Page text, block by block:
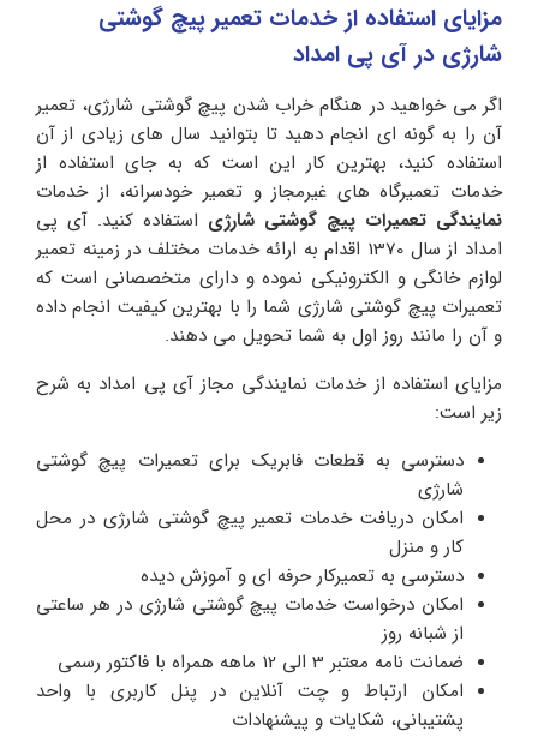
مزایای استفاده از خدمات تعمیر پیچ گوشتی
شارژی در آی پی امداد
اگر می خواهید در هنگام خراب شدن پیچ گوشتی شارژی، تعمیر
آن را به گونه ای انجام دهید تا بتوانید سال های زیادی از آن
استفاده کنید، بهترین کار این است که به جای استفاده از
خدمات تعمیرگاه های غیرمجاز و تعمیر خودسرانه، از خدمات
نمایندگی تعمیرات پیچ گوشتی شارژی استفاده کنید. آی پی
امداد از سال 1370 اقدام به ارائه خدمات مختلف در زمینه تعمیر
لوازم خانگی و الکترونیکی نموده و دارای متخصصانی است که
تعمیرات پیچ گوشتی شارژی شما را با بهترین کیفیت انجام داده
و آن را مانند روز اول به شما تحویل می دهند.
مزایای استفاده از خدمات نمایندگی مجاز آی پی امداد به شرح
زیر است:
دسترسی به قطعات فابریک برای تعمیرات پیچ گوشتی
شارژی
امکان دریافت خدمات تعمیر پیچ گوشتی شارژی در محل
کار و منزل
دسترسی به تعمیرکار حرفه ای و آموزش دیده
امکان درخواست خدمات پیچ گوشتی شارژی در هر ساعتی
از شبانه روز
ضمانت نامه معتبر 3 الی 12 ماهه همراه با فاکتور رسمی
امکان ارتباط و چت آنلاین در پنل کاربری با واحد
پشتیبانی، شکایات و پیشنهادات